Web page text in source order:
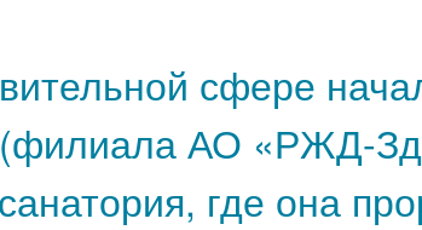
сфере
(филиала АО «РЖД-
где она